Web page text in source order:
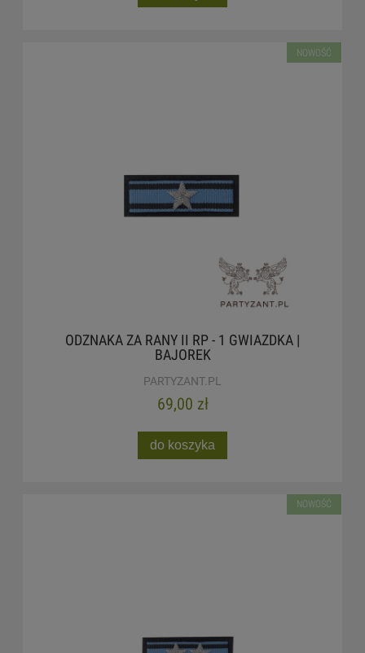
ODZNAKA ZA RANY II RP - 1 GWIAZDKA |
BAJOREK
PARTYZANT.PL
69,00 zł
do koszyka
NOWOŚĆ
NOWOŚĆ